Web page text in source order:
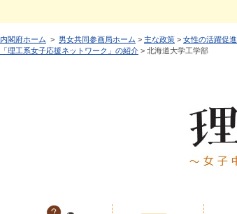
内閣府ホーム > 男女共同参画局ホーム > 主な政策 > 女性の活躍促進
「理工系女子応援ネットワーク」の紹介 > 北海道大学工学部​